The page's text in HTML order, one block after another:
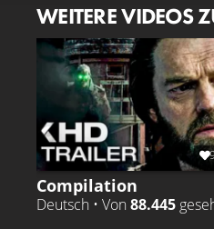
WEITERE VIDEOS
Compilation
Deutsch • Von 88.445